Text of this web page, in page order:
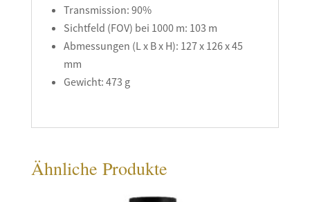
Transmission: 90%
Sichtfeld (FOV) bei 1000 m: 103 m
Abmessungen (L x B x H): 127 x 126 x 45
mm
Gewicht: 473 g
Ähnliche Produkte